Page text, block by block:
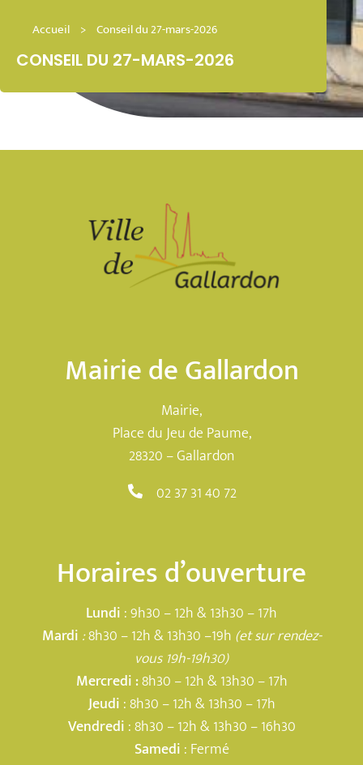
Accueil > Conseil du 27-mars-2026
CONSEIL DU 27-MARS-2026
Mairie de Gallardon
Mairie,
Place du Jeu de Paume,
28320 – Gallardon
02 37 31 40 72
Horaires d’ouverture
Lundi : 9h30 – 12h & 13h30 – 17h
Mardi :8h30 – 12h & 13h30 –19h (et sur rendez-
vous 19h-19h30)
Mercredi :8h30 – 12h & 13h30 – 17h
Jeudi : 8h30 – 12h & 13h30 – 17h
Vendredi : 8h30 – 12h & 13h30 – 16h30
Samedi : Fermé